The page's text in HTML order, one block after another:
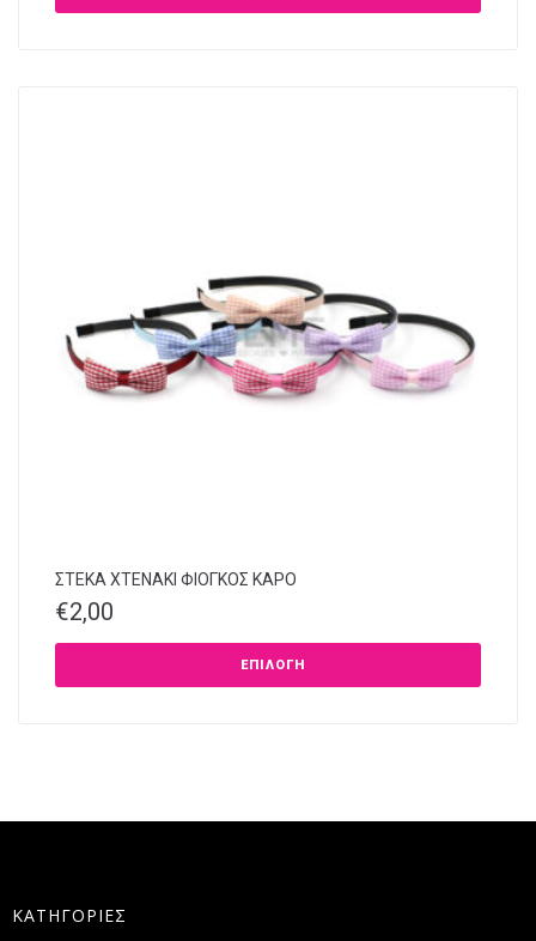
ΣΤΕΚΑ XTENAKI ΦΙΟΓΚΟΣ ΚΑΡΟ
€2,00
ΕΠΙΛΟΓΉ
ΚΑΤΗΓΟΡΙΕΣ